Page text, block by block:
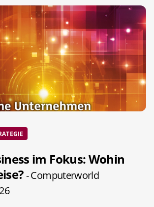
im Fokus: Wohin
- Computerworld